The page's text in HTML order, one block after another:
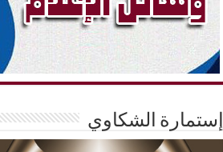
إستمارة الشكاوي